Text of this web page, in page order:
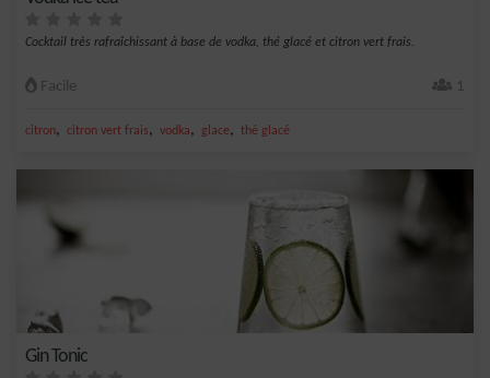
Cocktail très rafraîchissant à base de vodka, thé glacé et citron vert frais.
Facile 1
citron, citron vert frais, vodka, glace, thé glacé
Gin Tonic